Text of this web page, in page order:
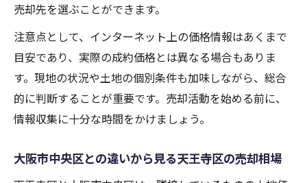
売却先を選ぶことができます。
注意点として、インターネット上の価格情報はあくまで
目安であり、実際の成約価格とは異なる場合もありま
す。現地の状況や土地の個別条件も加味しながら、総合
的に判断することが重要です。売却活動を始める前に、
情報収集に十分な時間をかけましょう。
大阪市中央区との違いから見る天王寺区の売却相場